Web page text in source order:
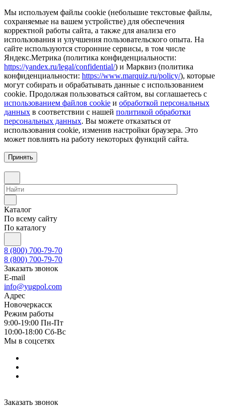
Мы используем файлы cookie (небольшие текстовые файлы,
сохраняемые на вашем устройстве) для обеспечения
корректной работы сайта, а также для анализа его
использования и улучшения пользовательского опыта. На
сайте используются сторонние сервисы, в том числе
Яндекс.Метрика (политика конфиденциальности:
https://yandex.ru/legal/confidential/) и Марквиз (политика
конфиденциальности: https://www.marquiz.ru/policy/), которые
могут собирать и обрабатывать данные с использованием
cookie. Продолжая пользоваться сайтом, вы соглашаетесь с
использованием файлов cookie и обработкой персональных
данных в соответствии с нашей политикой обработки
персональных данных. Вы можете отказаться от
использования cookie, изменив настройки браузера. Это
может повлиять на работу некоторых функций сайта.
Принять
Каталог
По всему сайту
По каталогу
8 (800) 700-79-70
8 (800) 700-79-70
Заказать звонок
E-mail
info@yugpol.com
Адрес
Новочеркаcск
Режим работы
9:00-19:00 Пн-Пт
10:00-18:00 Cб-Вс
Мы в соцсетях
Заказать звонок